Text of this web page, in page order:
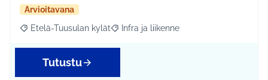
Arvioitavana
Rajaa tulokset aihepiirin mukaan: Etelä-Tuusulan kylät
Etelä-Tuusulan kylät Rajaa tulokset teeman mukaan: Infra ja
Infra ja liikenne
Tutustu